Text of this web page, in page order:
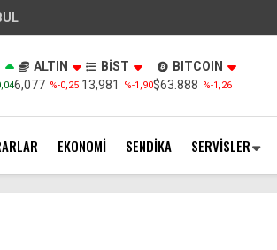
ALTIN
6,077 %-0,25
BİST
13,981
%-1,90
BITCOIN
$63.888 %-1,26
EKONOMİ SENDİKA SERVİSLER